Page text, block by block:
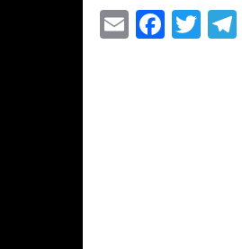
E
F
T